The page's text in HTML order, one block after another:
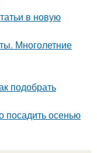
в новую
Многолетние
подобрать
посадить осенью